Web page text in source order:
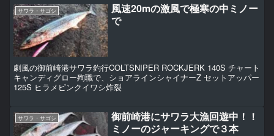
サワラ・サゴシ
風速20mの激風で極寒の中ミノー
で
劇風の御前崎港サワラ釣行COLTSNIPER ROCKJERK 140S チャート
キャンディグロー殉職で、ショアラインシャイナーZ セットアッパー
125S ヒラメピンクイワシ炸裂
サワラ・サゴシ
御前崎港にサワラ大漁回遊中！！
ミノーのジャーキングで３本